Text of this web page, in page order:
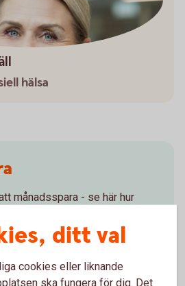
hälsa
månadsspara - se här hur
ditt val
cookies eller liknande
ska fungera för dig. Det